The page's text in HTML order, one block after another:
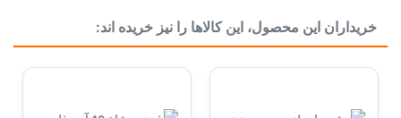
موقعیت جلو
خریداران این محصول، این کالاها را نیز خریده اند: